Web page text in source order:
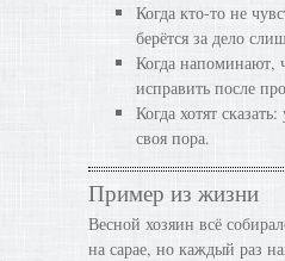
Когда кто-то не
берётся за дело
Когда напоминают,
исправить после
Когда хотят
своя пора.
Пример из жизни
Весной хозяин всё
на сарае, но каждый раз